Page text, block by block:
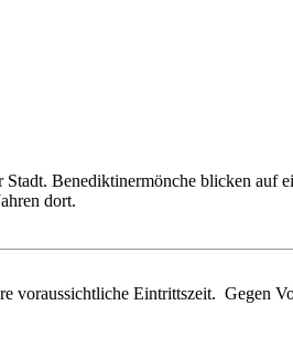
Benediktinermönche blicken auf
dort.
Eintrittszeit. Gegen